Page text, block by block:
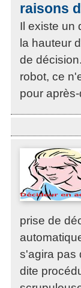
raisons
Il existe un
la hauteur
de
robot, ce
pour
prise de
s'agira pas
dite